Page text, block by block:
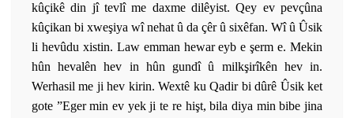
kûçikê din jî tevlî me daxme dilêyist. Qey ev pevçûna
kûçikan bi xweşiya wî nehat û da çêr û sixêfan. Wî û Ûsik
li hevûdu xistin. Law emman hewar eyb e şerm e. Mekin
hûn hevalên hev in hûn gundî û milkşirîkên hev in.
Werhasil me ji hev kirin. Wextê ku Qadir bi dûrê Ûsik ket
gote ”Eger min ev yek ji te re hişt, bila diya min bibe jina